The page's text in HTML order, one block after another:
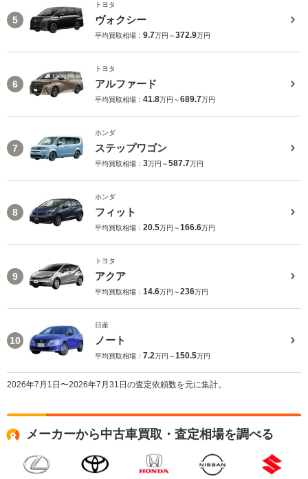
5
トヨタ
ヴォクシー
平均買取相場： 9.7万円～372.9万円
6
トヨタ
アルファード
平均買取相場： 41.8万円～689.7万円
7
ホンダ
ステップワゴン
平均買取相場： 3万円～587.7万円
8
ホンダ
フィット
平均買取相場： 20.5万円～166.6万円
9
トヨタ
アクア
平均買取相場： 14.6万円～236万円
10
日産
ノート
平均買取相場： 7.2万円～150.5万円
2026年7月1日〜2026年7月31日の査定依頼数を元に集計。
メーカーから中古車買取・査定相場を調べる